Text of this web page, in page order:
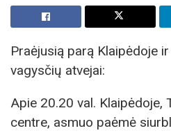
Praėjusią parą Klaipėdoje
vagysčių atvejai:
Apie 20.20 val. Klaipėdoje,
centre, asmuo paėmė